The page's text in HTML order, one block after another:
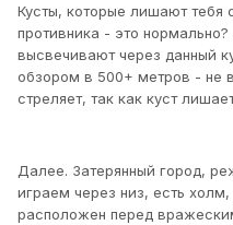
Кусты, которые лишают тебя
противника - это
высвечивают через данный
обзором в 500+ метров - не
стреляет, так как куст
Далее. Затерянный город,
играем через низ, есть
расположен перед